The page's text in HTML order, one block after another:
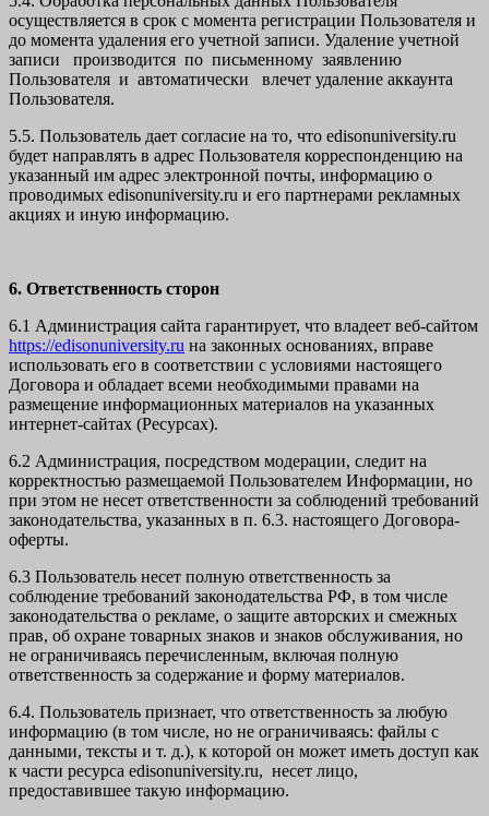
осуществляется в срок с момента регистрации Пользователя и
до момента удаления его учетной записи. Удаление учетной
записи производится по письменному заявлению
Пользователя и автоматически влечет удаление аккаунта
Пользователя.
5.5. Пользователь дает согласие на то, что edisonuniversity.ru
будет направлять в адрес Пользователя корреспонденцию на
указанный им адрес электронной почты, информацию о
проводимых edisonuniversity.ru и его партнерами рекламных
акциях и иную информацию.
6. Ответственность сторон
6.1 Администрация сайта гарантирует, что владеет веб-сайтом
https://edisonuniversity.ru на законных основаниях, вправе
использовать его в соответствии с условиями настоящего
Договора и обладает всеми необходимыми правами на
размещение информационных материалов на указанных
интернет-сайтах (Ресурсах).
6.2 Администрация, посредством модерации, следит на
корректностью размещаемой Пользователем Информации, но
при этом не несет ответственности за соблюдений требований
законодательства, указанных в п. 6.3. настоящего Договора-
оферты.
6.3 Пользователь несет полную ответственность за
соблюдение требований законодательства РФ, в том числе
законодательства о рекламе, о защите авторских и смежных
прав, об охране товарных знаков и знаков обслуживания, но
не ограничиваясь перечисленным, включая полную
ответственность за содержание и форму материалов.
6.4. Пользователь признает, что ответственность за любую
информацию (в том числе, но не ограничиваясь: файлы с
данными, тексты и т. д.), к которой он может иметь доступ как
к части ресурса edisonuniversity.ru, несет лицо,
предоставившее такую информацию.